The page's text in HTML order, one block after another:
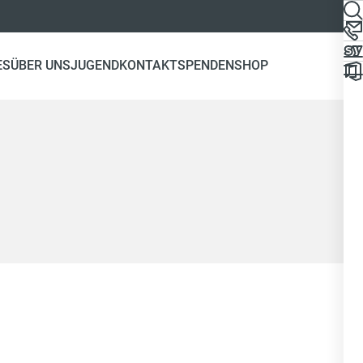
ÜBER UNSJUGENDKONTAKTSPENDENSHOP